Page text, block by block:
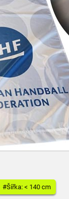
#Šířka: < 140 cm